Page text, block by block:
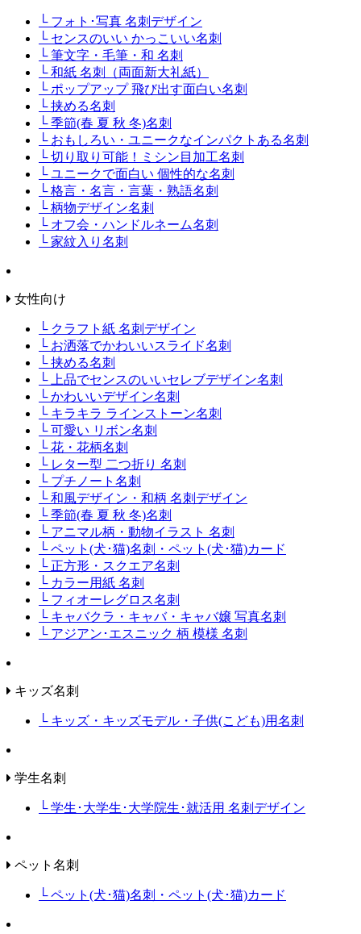
└ フォト･写真 名刺デザイン
└ センスのいい かっこいい名刺
└ 筆文字・毛筆・和 名刺
└ 和紙 名刺（両面新大礼紙）
└ ポップアップ 飛び出す面白い名刺
└ 挟める名刺
└ 季節(春 夏 秋 冬)名刺
└ おもしろい・ユニークなインパクトある名刺
└ 切り取り可能！ミシン目加工名刺
└ ユニークで面白い 個性的な名刺
└ 格言・名言・言葉・熟語名刺
└ 柄物デザイン名刺
└ オフ会・ハンドルネーム名刺
└ 家紋入り名刺
女性向け
└ クラフト紙 名刺デザイン
└ お洒落でかわいいスライド名刺
└ 挟める名刺
└ 上品でセンスのいいセレブデザイン名刺
└ かわいいデザイン名刺
└ キラキラ ラインストーン名刺
└ 可愛い リボン名刺
└ 花・花柄名刺
└ レター型 二つ折り 名刺
└ プチノート名刺
└ 和風デザイン・和柄 名刺デザイン
└ 季節(春 夏 秋 冬)名刺
└ アニマル柄・動物イラスト 名刺
└ ペット(犬･猫)名刺・ペット(犬･猫)カード
└ 正方形・スクエア名刺
└ カラー用紙 名刺
└ フィオーレグロス名刺
└ キャバクラ・キャバ・キャバ嬢 写真名刺
└ アジアン･エスニック 柄 模様 名刺
キッズ名刺
└ キッズ・キッズモデル・子供(こども)用名刺
学生名刺
└ 学生･大学生･大学院生･就活用 名刺デザイン
ペット名刺
└ ペット(犬･猫)名刺・ペット(犬･猫)カード